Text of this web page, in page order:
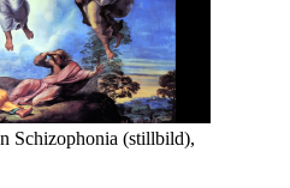
Schizophonia (stillbild),